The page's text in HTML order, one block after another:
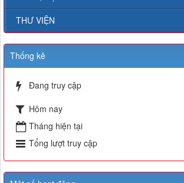
THƯ VIỆN
Thống kê
Đang truy cập
Hôm nay
Tháng hiện tại
Tổng lượt truy cập